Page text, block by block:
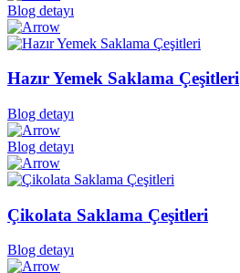
Blog detayı
Hazır Yemek Saklama Çeşitleri
Blog detayı
Blog detayı
Çikolata Saklama Çeşitleri
Blog detayı